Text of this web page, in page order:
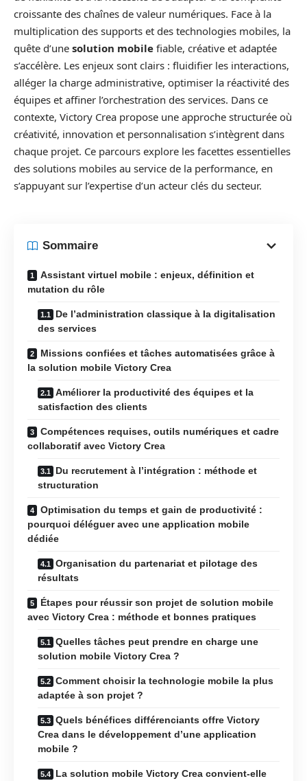
croissante des chaînes de valeur numériques. Face à la
multiplication des supports et des technologies mobiles, la
quête d’une solution mobile fiable, créative et adaptée
s’accélère. Les enjeux sont clairs : fluidifier les interactions,
alléger la charge administrative, optimiser la réactivité des
équipes et affiner l’orchestration des services. Dans ce
contexte, Victory Crea propose une approche structurée où
créativité, innovation et personnalisation s’intègrent dans
chaque projet. Ce parcours explore les facettes essentielles
des solutions mobiles au service de la performance, en
s’appuyant sur l’expertise d’un acteur clés du secteur.
Sommaire
Assistant virtuel mobile : enjeux, définition et
mutation du rôle
De l’administration classique à la digitalisation
des services
Missions confiées et tâches automatisées grâce à
la solution mobile Victory Crea
Améliorer la productivité des équipes et la
satisfaction des clients
Compétences requises, outils numériques et cadre
collaboratif avec Victory Crea
Du recrutement à l’intégration : méthode et
structuration
Optimisation du temps et gain de productivité :
pourquoi déléguer avec une application mobile
dédiée
Organisation du partenariat et pilotage des
résultats
Étapes pour réussir son projet de solution mobile
avec Victory Crea : méthode et bonnes pratiques
Quelles tâches peut prendre en charge une
solution mobile Victory Crea ?
Comment choisir la technologie mobile la plus
adaptée à son projet ?
Quels bénéfices différenciants offre Victory
Crea dans le développement d’une application
mobile ?
La solution mobile Victory Crea convient-elle